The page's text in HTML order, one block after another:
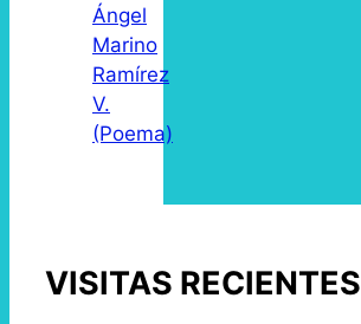
Ángel
Marino
Ramírez
V.
(Poema)
VISITAS RECIENTES